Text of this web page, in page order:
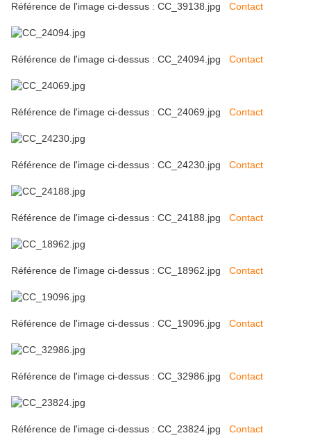
Référence de l'image ci-dessus : CC_39138.jpg Contact
Référence de l'image ci-dessus : CC_24094.jpg Contact
Référence de l'image ci-dessus : CC_24069.jpg Contact
Référence de l'image ci-dessus : CC_24230.jpg Contact
Référence de l'image ci-dessus : CC_24188.jpg Contact
Référence de l'image ci-dessus : CC_18962.jpg Contact
Référence de l'image ci-dessus : CC_19096.jpg Contact
Référence de l'image ci-dessus : CC_32986.jpg Contact
Référence de l'image ci-dessus : CC_23824.jpg Contact